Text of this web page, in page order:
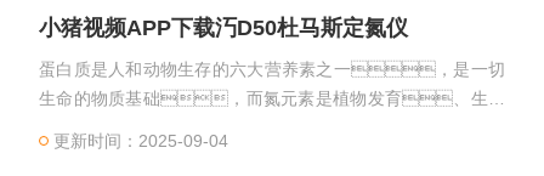
小猪视频APP下载汅D50杜马斯定氮仪
蛋白质是人和动物生存的六大营养素之一，是一切
生命的物质基础，而氮元素是植物发育、生长
更新时间：2025-09-04